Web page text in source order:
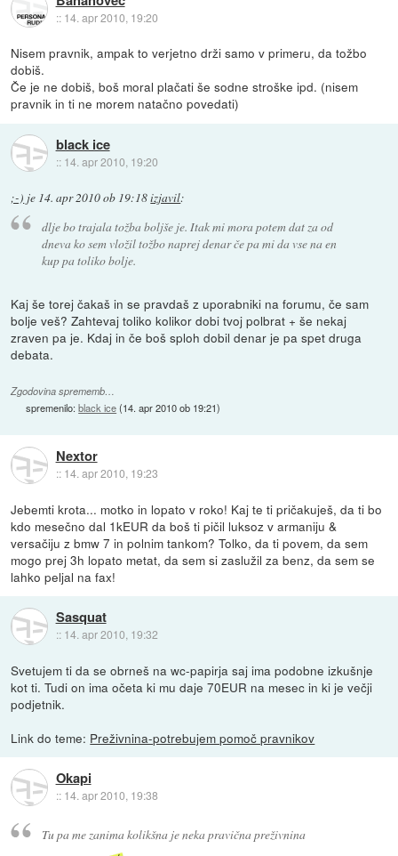
:: 14. apr 2010, 19:20
Nisem pravnik, ampak to verjetno drži samo v primeru, da tožbo
dobiš.
Če je ne dobiš, boš moral plačati še sodne stroške ipd. (nisem
pravnik in ti ne morem natačno povedati)
black ice
:: 14. apr 2010, 19:20
;-) je 14. apr 2010 ob 19:18izjavil:
dlje bo trajala tožba boljše je. Itak mi mora potem dat za od
dneva ko sem vložil tožbo naprej denar če pa mi da vse na en
kup pa toliko bolje.
Kaj še torej čakaš in se pravdaš z uporabniki na forumu, če sam
bolje veš? Zahtevaj toliko kolikor dobi tvoj polbrat + še nekaj
zraven pa je. Kdaj in če boš sploh dobil denar je pa spet druga
debata.
Zgodovina sprememb…
spremenilo:black ice(14. apr 2010 ob 19:21)
Nextor
:: 14. apr 2010, 19:23
Jebemti krota... motko in lopato v roko! Kaj te ti pričakuješ, da ti bo
kdo mesečno dal 1kEUR da boš ti pičil luksoz v armaniju &
versačiju z bmw 7 in polnim tankom? Tolko, da ti povem, da sem
mogo prej 3h lopato metat, da sem si zaslužil za benz, da sem se
lahko peljal na fax!
Sasquat
:: 14. apr 2010, 19:32
Svetujem ti da se obrneš na wc-papirja saj ima podobne izkušnje
kot ti. Tudi on ima očeta ki mu daje 70EUR na mesec in ki je večji
podjetnik.
Link do teme: Preživnina-potrebujem pomoč pravnikov
Okapi
:: 14. apr 2010, 19:38
Tu pa me zanima kolikšna je neka pravična preživnina